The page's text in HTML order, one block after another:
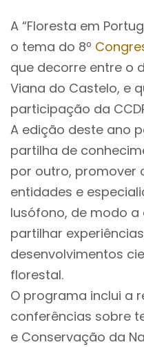
A “Floresta em
o tema do 8º
que decorre entre o
Viana do Castelo, e
participação da
A edição deste ano
partilha de
por outro, promover
entidades e
lusófono, de modo
partilhar
desenvolvimentos
florestal.
O programa inclui a
conferências sobre
e Conservação da